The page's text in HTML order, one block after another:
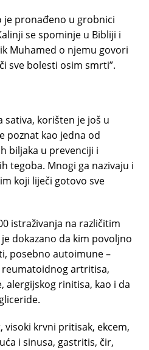
je pronađeno u grobnici
se spominje u Bibliji i
Muhamed o njemu govori
sve bolesti osim smrti”.
sativa, korišten je još u
poznat kao jedna od
biljaka u prevenciji i
tegoba. Mnogi ga nazivaju i
koji liječi gotovo sve
istraživanja na različitim
dokazano da kim povoljno
posebno autoimune –
artritisa,
alergijskog rinitisa, kao i da
visoki krvni pritisak, ekcem,
i sinusa, gastritis, čir,